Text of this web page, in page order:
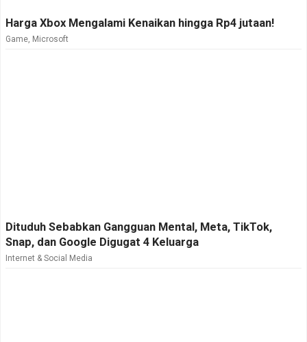
Harga Xbox Mengalami Kenaikan hingga Rp4 jutaan!
Game Microsoft
Dituduh Sebabkan Gangguan Mental, Meta, TikTok,
Snap, dan Google Digugat 4 Keluarga
Internet & Social Media